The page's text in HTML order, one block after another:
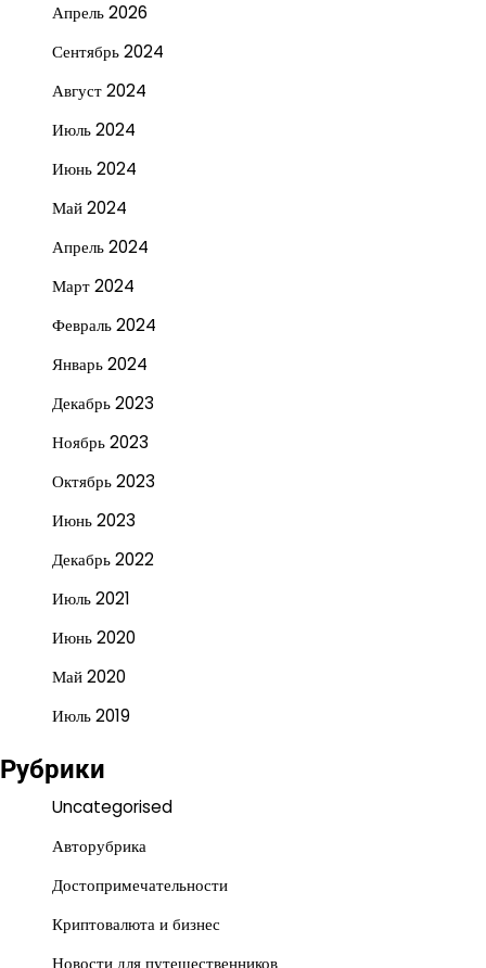
Апрель 2026
Сентябрь 2024
Август 2024
Июль 2024
Июнь 2024
Май 2024
Апрель 2024
Март 2024
Февраль 2024
Январь 2024
Декабрь 2023
Ноябрь 2023
Октябрь 2023
Июнь 2023
Декабрь 2022
Июль 2021
Июнь 2020
Май 2020
Июль 2019
Рубрики
Uncategorised
Авторубрика
Достопримечательности
Криптовалюта и бизнес